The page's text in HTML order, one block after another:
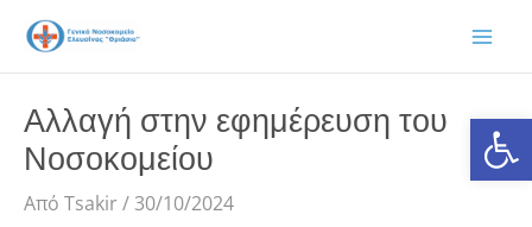
Μετάβαση
στο
περιεχόμενο
Αλλαγή στην εφημέρευση του
Νοσοκομείου
Από Tsakir/30/10/2024